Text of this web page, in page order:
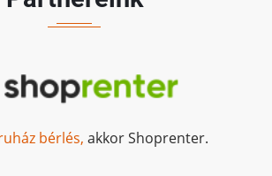
bérlés, akkor Shoprenter.